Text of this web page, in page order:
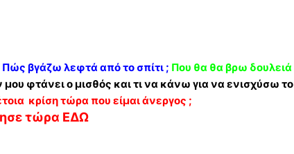
Πώς βγάζω λεφτά από το σπίτι ; Που θα θα βρω δουλειά
φτάνει ο μισθός και τι να κάνω για να ενισχύσω το
κρίση τώρα που είμαι άνεργος ;
τώρα ΕΔΩ